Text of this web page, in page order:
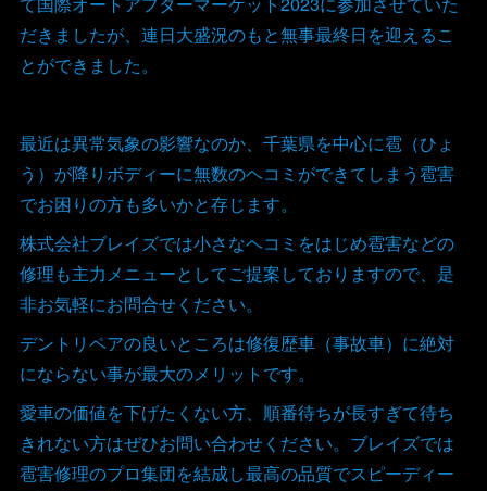
だきましたが、連日大盛況のもと無事最終日を迎えるこ
とができました。
最近は異常気象の影響なのか、千葉県を中心に雹（ひょ
う）が降りボディーに無数のヘコミができてしまう雹害
でお困りの方も多いかと存じます。
株式会社ブレイズでは小さなヘコミをはじめ雹害などの
修理も主力メニューとしてご提案しておりますので、是
非お気軽にお問合せください。
デントリペアの良いところは修復歴車（事故車）に絶対
にならない事が最大のメリットです。
愛車の価値を下げたくない方、順番待ちが長すぎて待ち
きれない方はぜひお問い合わせください。ブレイズでは
雹害修理のプロ集団を結成し最高の品質でスピーディー